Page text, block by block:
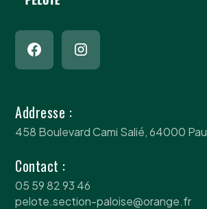
Addresse :
458 Boulevard Cami Salié, 64000 Pau
Contact :
05 59 82 93 46
pelote.section-paloise@orange.fr